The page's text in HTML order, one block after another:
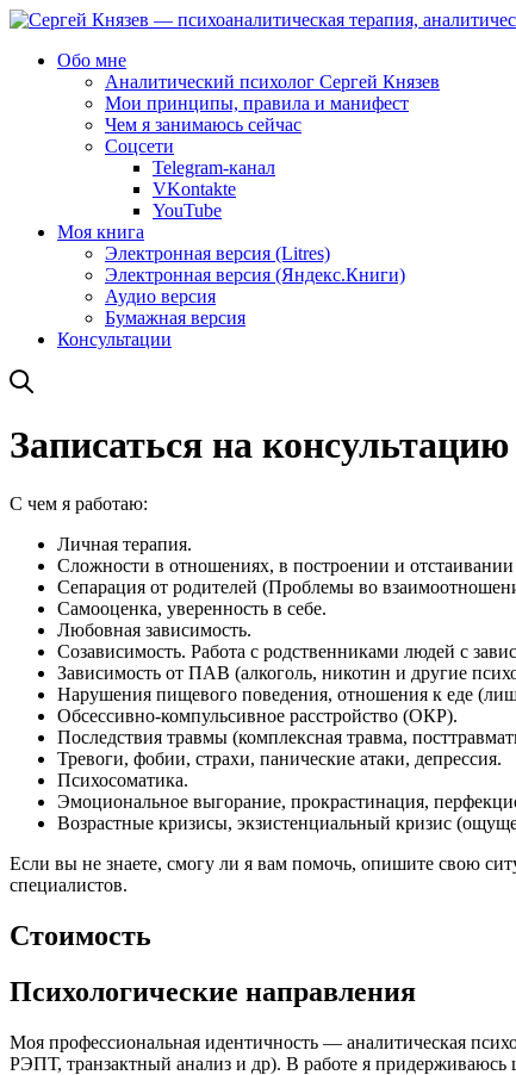
Обо мне
Аналитический психолог Сергей Князев
Мои принципы, правила и манифест
Чем я занимаюсь сейчас
Соцсети
Telegram-канал
VKontakte
YouTube
Моя книга
Электронная версия (Litres)
Электронная версия (Яндекс.Книги)
Аудио версия
Бумажная версия
Консультации
Записаться на консультацию
С чем я работаю:
Личная терапия.
Сложности в отношениях, в построении и
Сепарация от родителей (Проблемы во
Самооценка, уверенность в себе.
Любовная зависимость.
Созависимость. Работа с родственниками людей с
Зависимость от ПАВ (алкоголь, никотин и другие
Нарушения пищевого поведения, отношения к еде
Обсессивно-компульсивное расстройство (ОКР).
Последствия травмы (комплексная травма,
Тревоги, фобии, страхи, панические атаки, депрессия.
Психосоматика.
Эмоциональное выгорание, прокрастинация,
Возрастные кризисы, экзистенциальный кризис
Если вы не знаете, смогу ли я вам помочь, опишите свою
специалистов.
Стоимость
Психологические направления
Моя профессиональная идентичность — аналитическая
РЭПТ, транзактный анализ и др). В работе я придерживаюсь